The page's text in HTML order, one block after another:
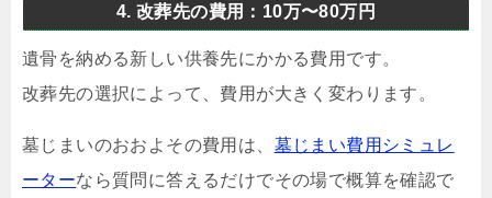
4. 改葬先の費用：10万〜80万円
遺骨を納める新しい供養先にかかる費用です。
改葬先の選択によって、費用が大きく変わります。
墓じまいのおおよその費用は、 墓じまい費用シミュレ
ーターなら質問に答えるだけでその場で概算を確認で